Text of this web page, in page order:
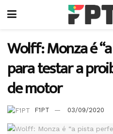
Wolff: Monza é
para testar a
de motor
F1PT 03/09/2020